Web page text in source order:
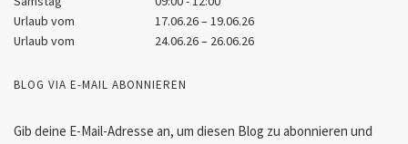
Urlaub vom
17.06.26 – 19.06.26
Urlaub vom
24.06.26 – 26.06.26
BLOG VIA E-MAIL ABONNIEREN
Gib deine E-Mail-Adresse an, um diesen Blog zu abonnieren und